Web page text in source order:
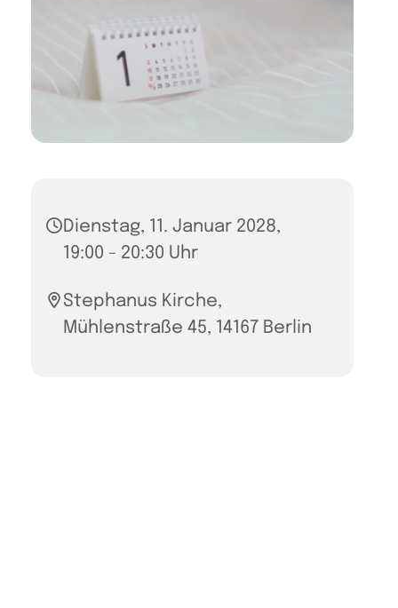
Dienstag, 11. Januar 2028,
19:00 - 20:30 Uhr
Stephanus Kirche,
Mühlenstraße 45, 14167 Berlin